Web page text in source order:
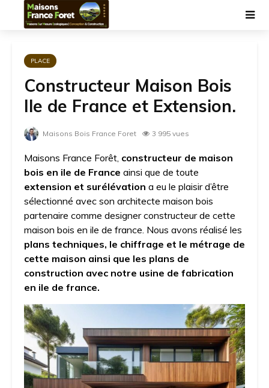
PLACE
Constructeur Maison Bois
Ile de France et Extension.
Maisons Bois France Foret 3 995 vues
Maisons France Forêt, constructeur de maison
bois en ile de France ainsi que de toute
extension et surélévation a eu le plaisir d’être
sélectionné avec son architecte maison bois
partenaire comme designer constructeur de cette
maison bois en ile de france. Nous avons réalisé les
plans techniques, le chiffrage et le métrage de
cette maison ainsi que les plans de
construction avec notre usine de fabrication
en ile de france.